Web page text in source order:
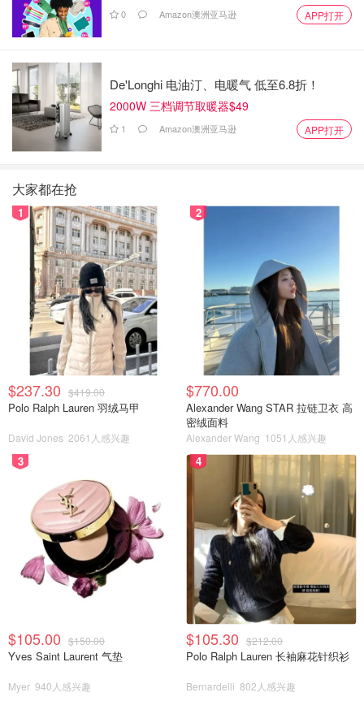
0 Amazon澳洲亚马逊 APP打开
De'Longhi 电油汀、电暖气 低至6.8折！
2000W 三档调节取暖器$49
1 Amazon澳洲亚马逊 APP打开
大家都在抢
1
$237.30 $419.00
Polo Ralph Lauren 羽绒马甲
David Jones 2061人感兴趣
2
$770.00
Alexander Wang STAR 拉链卫衣 高
密绒面料
Alexander Wang 1051人感兴趣
3
$105.00 $150.00
Yves Saint Laurent 气垫
Myer 940人感兴趣
4
$105.30 $212.00
Polo Ralph Lauren 长袖麻花针织衫
Bernardelli 802人感兴趣